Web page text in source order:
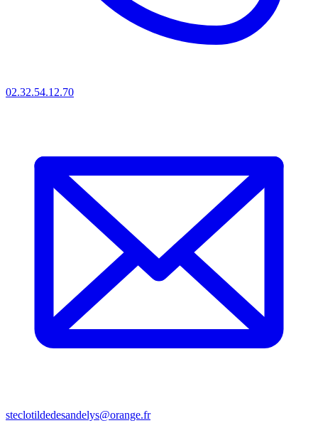
02.32.54.12.70
steclotildedesandelys@orange.fr